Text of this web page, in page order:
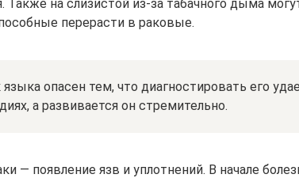
Также на слизистой из-за табачного дыма
перерасти в раковые.
опасен тем, что диагностировать его
а развивается он стремительно.
— появление язв и уплотнений. В начале